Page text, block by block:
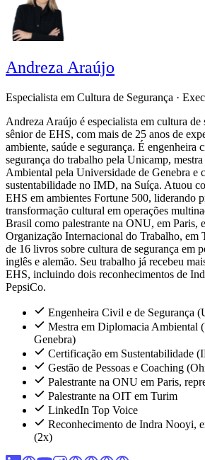
Andreza Araújo
Especialista em Cultura de Segurança ·
Andreza Araújo é especialista em cultura de
sênior de EHS, com mais de 25 anos de
ambiente, saúde e segurança. É engenheira
segurança do trabalho pela Unicamp,
Ambiental pela Universidade de Genebra e
sustentabilidade no IMD, na Suíça. Atuou
EHS em ambientes Fortune 500, liderando
transformação cultural em operações
Brasil como palestrante na ONU, em Paris,
Organização Internacional do Trabalho, em
de 16 livros sobre cultura de segurança em
inglês e alemão. Seu trabalho já recebeu
EHS, incluindo dois reconhecimentos de
PepsiCo.
Engenheira Civil e de Segurança
Mestra em Diplomacia Ambiental
Genebra)
Certificação em Sustentabilidade
Gestão de Pessoas e Coaching
Palestrante na ONU em Paris,
Palestrante na OIT em Turim
LinkedIn Top Voice
Reconhecimento de Indra Nooyi,
(2x)